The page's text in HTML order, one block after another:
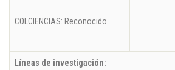
COLCIENCIAS: Reconocido
Líneas de investigación: